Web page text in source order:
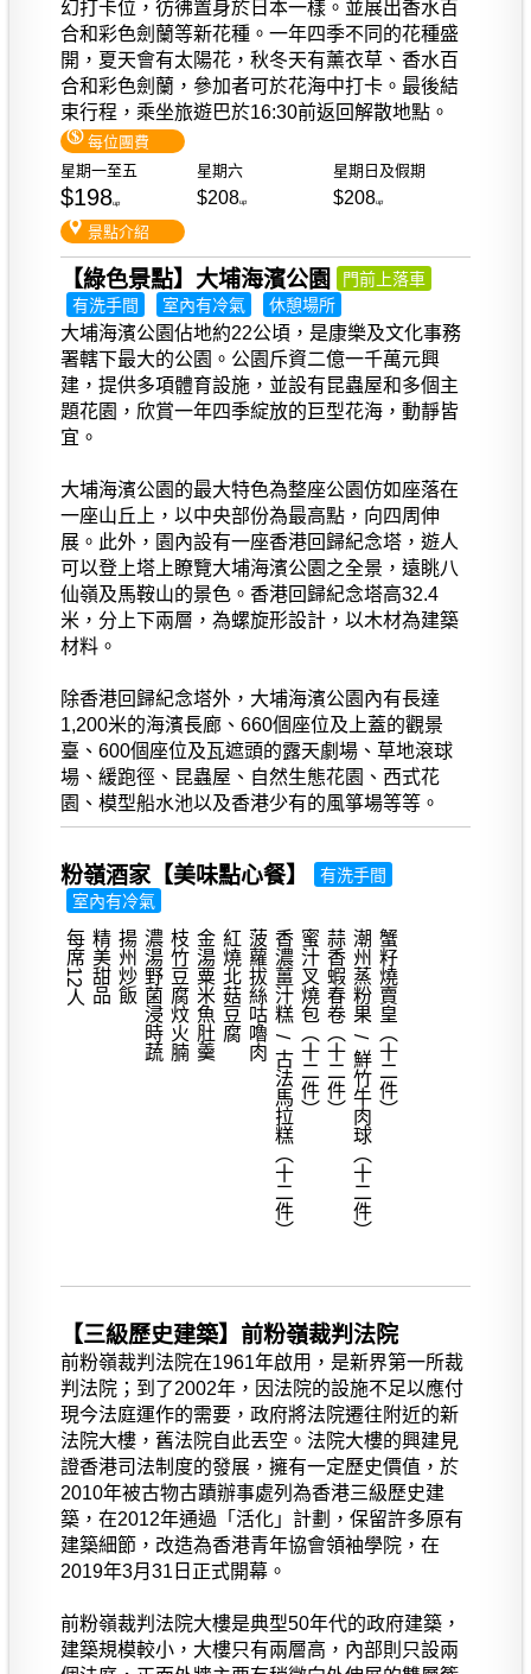
幻打卡位，彷彿置身於日本一樣。並展出香水百
合和彩色劍蘭等新花種。一年四季不同的花種盛
開，夏天會有太陽花，秋冬天有薰衣草、香水百
合和彩色劍蘭，參加者可於花海中打卡。最後結
束行程，乘坐旅遊巴於16:30前返回解散地點。
每位團費
星期一至五
星期六 星期日及假期
$198up $208up $208up
景點介紹
【綠色景點】大埔海濱公園
門前上落車
有洗手間
室內有冷氣 休憩場所
大埔海濱公園佔地約22公頃，是康樂及文化事務
署轄下最大的公園。公園斥資二億一千萬元興
建，提供多項體育設施，並設有昆蟲屋和多個主
題花園，欣賞一年四季綻放的巨型花海，動靜皆
宜。
大埔海濱公園的最大特色為整座公園仿如座落在
一座山丘上，以中央部份為最高點，向四周伸
展。此外，園內設有一座香港回歸紀念塔，遊人
可以登上塔上瞭覽大埔海濱公園之全景，遠眺八
仙嶺及馬鞍山的景色。香港回歸紀念塔高32.4
米，分上下兩層，為螺旋形設計，以木材為建築
材料。
除香港回歸紀念塔外，大埔海濱公園內有長達
1,200米的海濱長廊、660個座位及上蓋的觀景
臺、600個座位及瓦遮頭的露天劇場、草地滾球
場、緩跑徑、昆蟲屋、自然生態花園、西式花
園、模型船水池以及香港少有的風箏場等等。
粉嶺酒家【美味點心餐】
有洗手間
室內有冷氣
蟹籽燒賣皇（十二件）
潮州蒸粉果 / 鮮竹牛肉球（十二件）
蒜香蝦春卷（十二件）
蜜汁叉燒包（十二件）
香濃薑汁糕 / 古法馬拉糕（十二件）
菠蘿拔絲咕嚕肉
紅燒北菇豆腐
金湯粟米魚肚羹
枝竹豆腐炆火腩
濃湯野菌浸時蔬
揚州炒飯
精美甜品
每席12人
【三級歷史建築】前粉嶺裁判法院
前粉嶺裁判法院在1961年啟用，是新界第一所裁
判法院；到了2002年，因法院的設施不足以應付
現今法庭運作的需要，政府將法院遷往附近的新
法院大樓，舊法院自此丟空。法院大樓的興建見
證香港司法制度的發展，擁有一定歷史價值，於
2010年被古物古蹟辦事處列為香港三級歷史建
築，在2012年通過「活化」計劃，保留許多原有
建築細節，改造為香港青年協會領袖學院，在
2019年3月31日正式開幕。
前粉嶺裁判法院大樓是典型50年代的政府建築，
建築規模較小，大樓只有兩層高，內部則只設兩